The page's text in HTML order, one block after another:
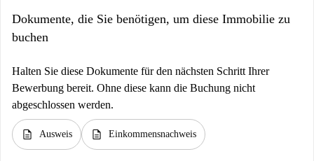
Dokumente, die Sie benötigen, um diese Immobilie zu
buchen
Halten Sie diese Dokumente für den nächsten Schritt Ihrer
Bewerbung bereit. Ohne diese kann die Buchung nicht
abgeschlossen werden.
description Ausweis description Einkommensnachweis